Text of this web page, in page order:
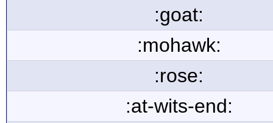
:goat:
:mohawk:
:rose:
:at-wits-end: